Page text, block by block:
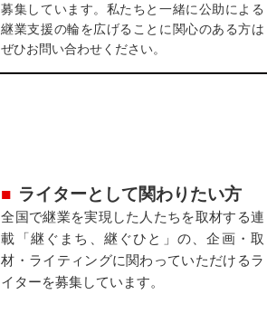
募集しています。私たちと一緒に公助による
継業支援の輪を広げることに関心のある方は
ぜひお問い合わせください。
ライターとして関わりたい方
全国で継業を実現した人たちを取材する連
載「継ぐまち、継ぐひと」の、企画・取
材・ライティングに関わっていただけるラ
イターを募集しています。